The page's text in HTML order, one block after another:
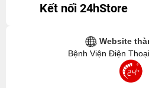
Kết nối 24hStore
Website
Bệnh Viện Điện